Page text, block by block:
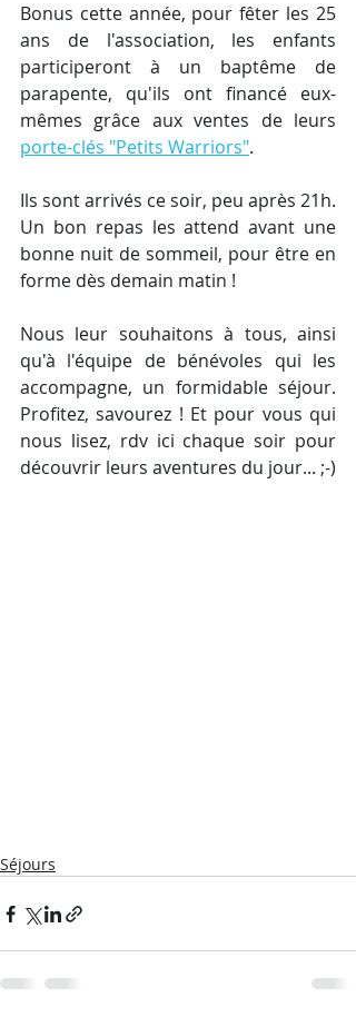
Bonus cette année, pour fêter les 25
ans de l'association, les enfants
participeront à un baptême de
parapente, qu'ils ont financé eux-
porte-clés "Petits Warriors".
Ils sont arrivés ce soir, peu après 21h.
Un bon repas les attend avant une
bonne nuit de sommeil, pour être en
forme dès demain matin !
Nous leur souhaitons à tous, ainsi
qu'à l'équipe de bénévoles qui les
accompagne, un formidable séjour.
Profitez, savourez ! Et pour vous qui
nous lisez, rdv ici chaque soir pour
découvrir leurs aventures du jour... ;-)
Séjours